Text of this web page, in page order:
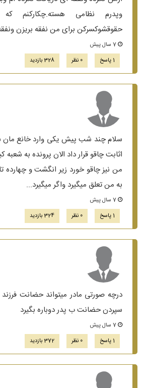
وپدرم نظامی هسته.چکارکنم
حقوقشوکسرکن برای من نفقه بریزن
1 پاسخ
0 نظر 328 بازدید
سلام چند شب پیش یکی وارد خانع مان
اثابت چاقو قرار داد الان پرونده به
من نیز چاقو خورد زیر انگشت و چهارده
به من تعلق میگیرد واگر میگیرد...
1 پاسخ
0 نظر 324 بازدید
سپردن حضانت ب پدر دوباره بگیرد
1 پاسخ
0 نظر 372 بازدید